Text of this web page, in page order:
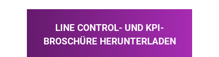
LINE CONTROL- UND KPI-
BROSCHÜRE HERUNTERLADEN